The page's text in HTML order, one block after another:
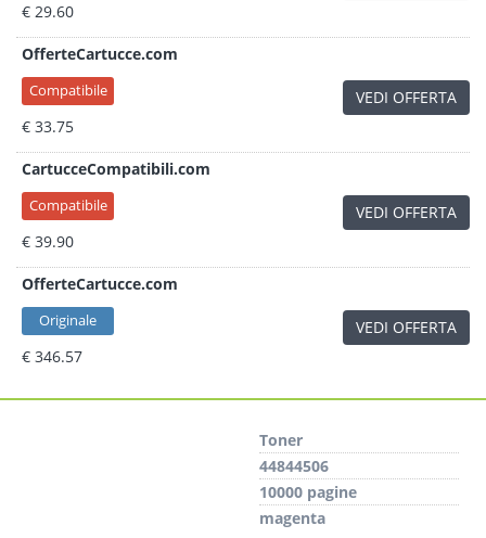
€ 29.60
OfferteCartucce.com
Compatibile
€ 33.75
VEDI OFFERTA
CartucceCompatibili.com
Compatibile
€ 39.90
VEDI OFFERTA
OfferteCartucce.com
Originale
€ 346.57
VEDI OFFERTA
Toner
44844506
10000 pagine
magenta